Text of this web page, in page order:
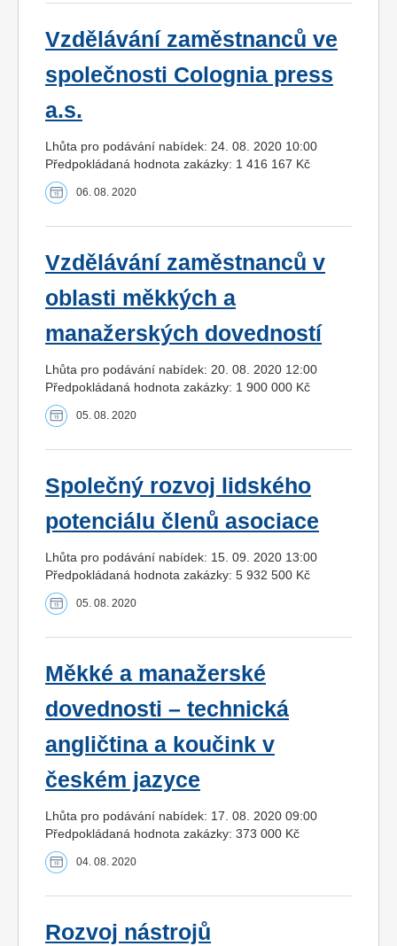
Vzdělávání zaměstnanců ve
společnosti Colognia press
a.s.
Lhůta pro podávání nabídek: 24. 08. 2020 10:00
Předpokládaná hodnota zakázky: 1 416 167 Kč
06. 08. 2020
Vzdělávání zaměstnanců v
oblasti měkkých a
manažerských dovedností
Lhůta pro podávání nabídek: 20. 08. 2020 12:00
Předpokládaná hodnota zakázky: 1 900 000 Kč
05. 08. 2020
Společný rozvoj lidského
potenciálu členů asociace
Lhůta pro podávání nabídek: 15. 09. 2020 13:00
Předpokládaná hodnota zakázky: 5 932 500 Kč
05. 08. 2020
Měkké a manažerské
dovednosti – technická
angličtina a koučink v
českém jazyce
Lhůta pro podávání nabídek: 17. 08. 2020 09:00
Předpokládaná hodnota zakázky: 373 000 Kč
04. 08. 2020
Rozvoj nástrojů